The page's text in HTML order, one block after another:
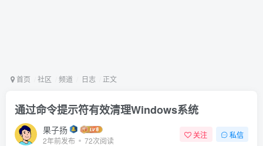
首页 社区 频道 日志 正文
通过命令提示符有效清理Windows系统
果子扬
2年前发布 72次阅读
关注 私信